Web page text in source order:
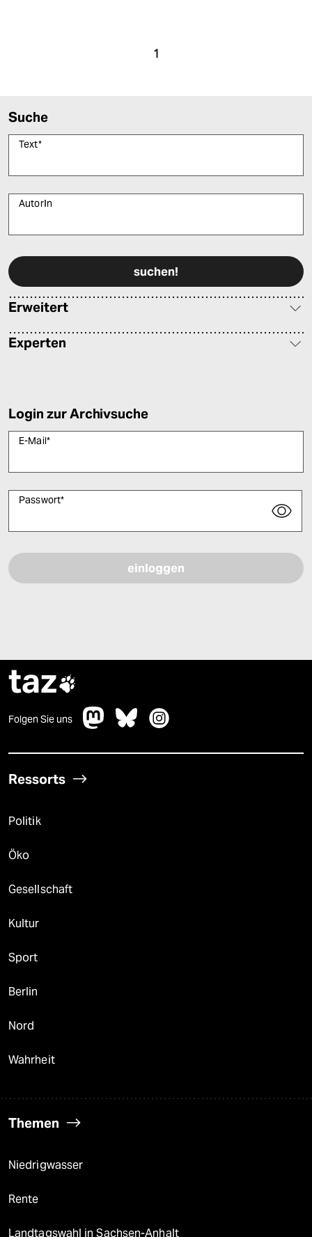
1
Suche
Text*
AutorIn
Erweitert
Experten
Login zur Archivsuche
E-Mail*
Passwort*
taz
Folgen Sie uns
Ressorts
Politik
Öko
Gesellschaft
Kultur
Sport
Berlin
Nord
Wahrheit
Themen
Niedrigwasser
Rente
Landtagswahl in Sachsen-Anhalt